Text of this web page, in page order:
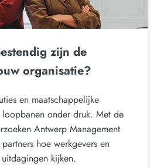
zijn de
organisatie?
en maatschappelijke
loopbanen onder druk. Met de
Antwerp Management
hoe werkgevers en
kijken.